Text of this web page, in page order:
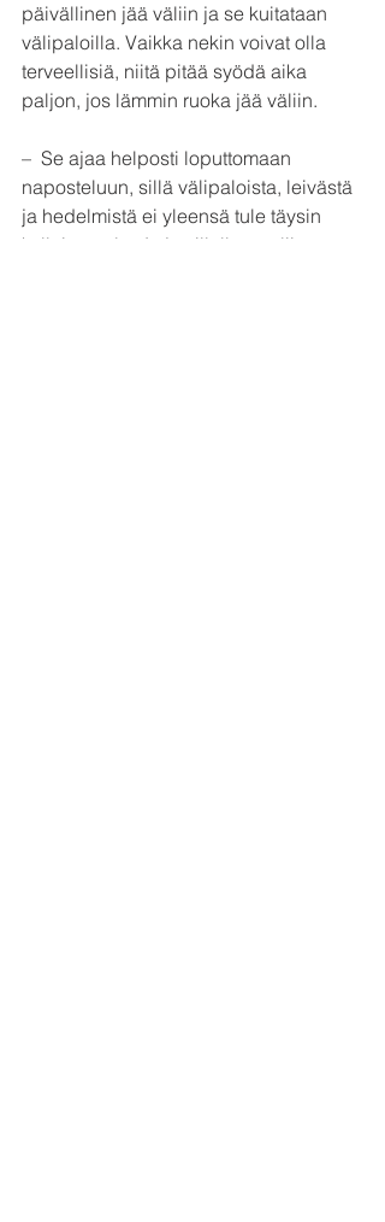
päivällinen jää väliin ja se kuitataan
välipaloilla. Vaikka nekin voivat olla
terveellisiä, niitä pitää syödä aika
paljon, jos lämmin ruoka jää väliin.
–  Se ajaa helposti loputtomaan
naposteluun, sillä välipaloista, leivästä
ja hedelmistä ei yleensä tule täysin
kylläinen olo. Ja jos illalla syö liian